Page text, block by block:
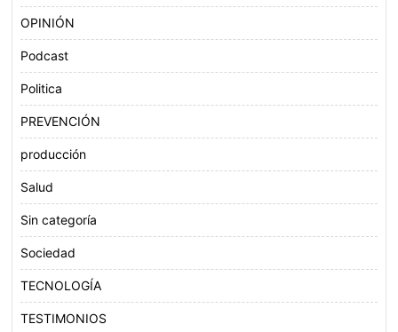
OPINIÓN
Podcast
Politica
PREVENCIÓN
producción
Salud
Sin categoría
Sociedad
TECNOLOGÍA
TESTIMONIOS